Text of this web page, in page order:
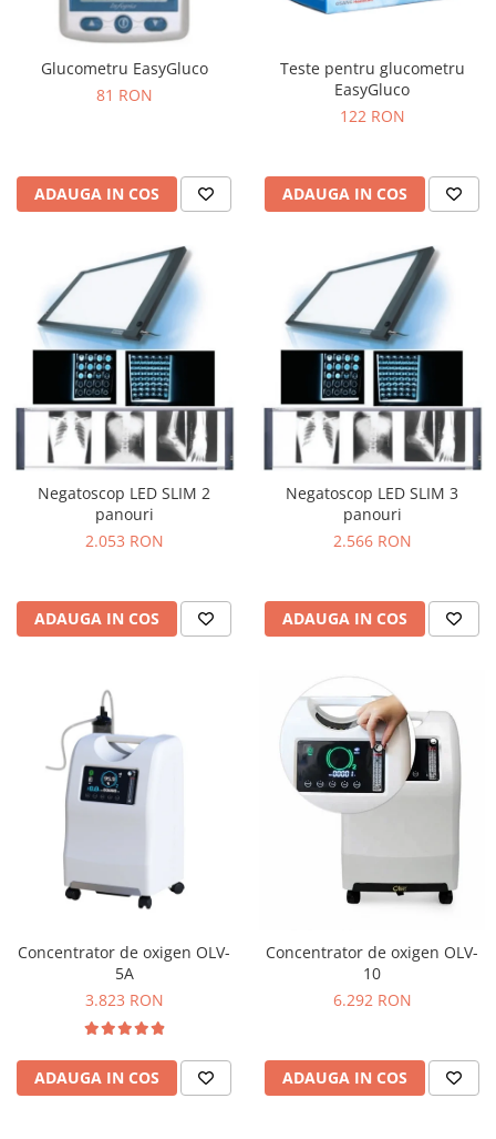
Glucometru EasyGluco
81 RON
ADAUGA IN COS
Teste pentru glucometru
EasyGluco
122 RON
ADAUGA IN COS
Negatoscop LED SLIM 2
panouri
2.053 RON
ADAUGA IN COS
Negatoscop LED SLIM 3
panouri
2.566 RON
ADAUGA IN COS
Concentrator de oxigen OLV-
5A
3.823 RON
ADAUGA IN COS
Concentrator de oxigen OLV-
10
6.292 RON
ADAUGA IN COS